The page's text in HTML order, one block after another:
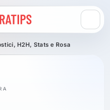
H2H, Stats e Rosa